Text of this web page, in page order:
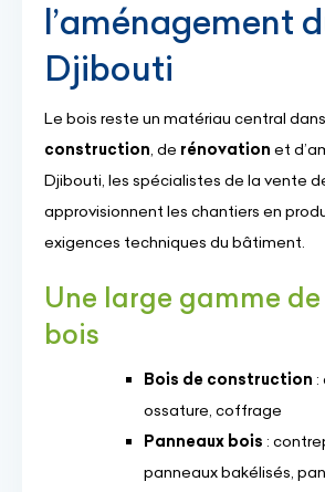
l’aménagement
Djibouti
Le bois reste un matériau central
construction, de rénovation et
Djibouti, les spécialistes de la vente
approvisionnent les chantiers en
exigences techniques du bâtiment.
Une large gamme
bois
Bois de construction :
ossature, coffrage
Panneaux bois :
panneaux bakélisés,